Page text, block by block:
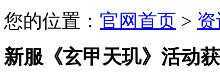
您的位置： 官网首页 >
新服《玄甲天玑》活动